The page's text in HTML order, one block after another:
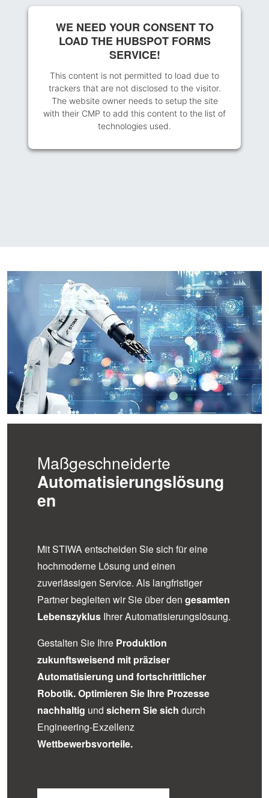
WE NEED YOUR CONSENT TO
LOAD THE HUBSPOT FORMS
SERVICE!
This content is not permitted to load due to
trackers that are not disclosed to the visitor.
The website owner needs to setup the site
with their CMP to add this content to the list of
technologies used.
Maßgeschneiderte
Automatisierungslösung
en
Mit STIWA entscheiden Sie sich für eine
hochmoderne Lösung und einen
zuverlässigen Service. Als langfristiger
Partner begleiten wir Sie über den gesamten
Lebenszyklus Ihrer Automatisierungslösung.
Gestalten Sie Ihre Produktion
zukunftsweisend mit präziser
Automatisierung und fortschrittlicher
Robotik.Optimieren Sie Ihre Prozesse
nachhaltig und sichern Sie sich durch
Engineering-Exzellenz
Wettbewerbsvorteile.